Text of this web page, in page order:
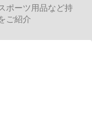
ポーツ用品など持
ご紹介